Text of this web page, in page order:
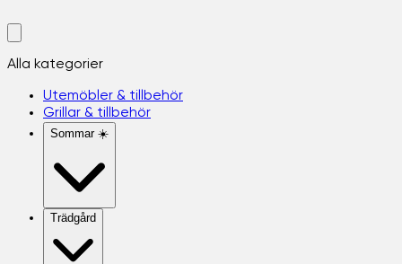
Alla kategorier
Utemöbler & tillbehör
Grillar & tillbehör
Sommar ☀️
Trädgård